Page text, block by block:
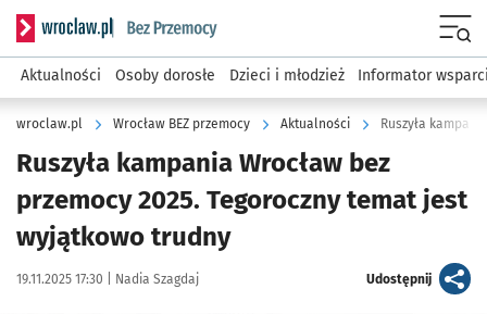
Serwis informacyjny wroclaw.pl podserwis: Bez przemocy
Aktualności Osoby dorosłe Dzieci i młodzież Informator
wroclaw.pl Wrocław BEZ przemocy Aktualności Ruszyła
Ruszyła kampania Wrocław bez
przemocy 2025. Tegoroczny temat jest
wyjątkowo trudny
Data publikacji:
19.11.2025 17:30 | Autor:
Nadia Szagdaj Udostępnijartykuł